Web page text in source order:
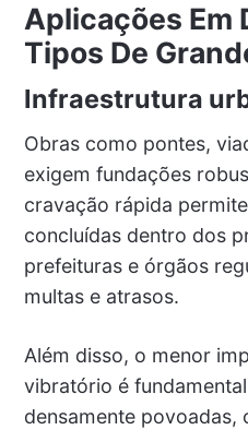
Aplicações Em
Tipos De
Infraestrutura
Obras como pontes,
exigem fundações
cravação rápida
concluídas dentro dos
prefeituras e órgãos
multas e atrasos.
Além disso, o menor
vibratório é
densamente povoadas,